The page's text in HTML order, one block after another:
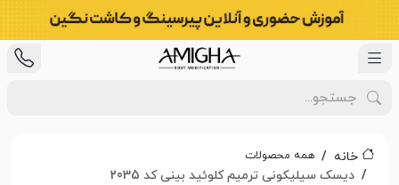
خانه همه محصولات
دیسک سیلیکونی ترمیم کلوئید بینی کد 2035